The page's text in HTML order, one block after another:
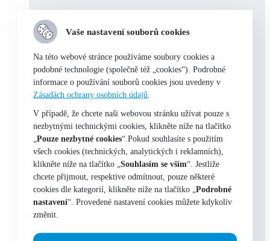
Výběr možností
Vaše nastavení souborů cookies
Na této webové stránce používáme soubory cookies a
podobné technologie (společně též „cookies“). Podrobné
informace o používání souborů cookies jsou uvedeny v
Zásadách ochrany osobních údajů
V případě, že chcete naši webovou stránku užívat pouze s
nezbytnými technickými cookies, klikněte níže na tlačítko
„Pouze nezbytné cookies“.Pokud souhlasíte s použitím
všech cookies (technických, analytických i reklamních),
klikněte níže na tlačítko „Souhlasím se vším“. Jestliže
chcete přijmout, respektive odmítnout, pouze některé
cookies dle kategorií, klikněte níže na tlačítko „Podrobné
nastavení“. Provedené nastavení cookies můžete kdykoliv
změnit.